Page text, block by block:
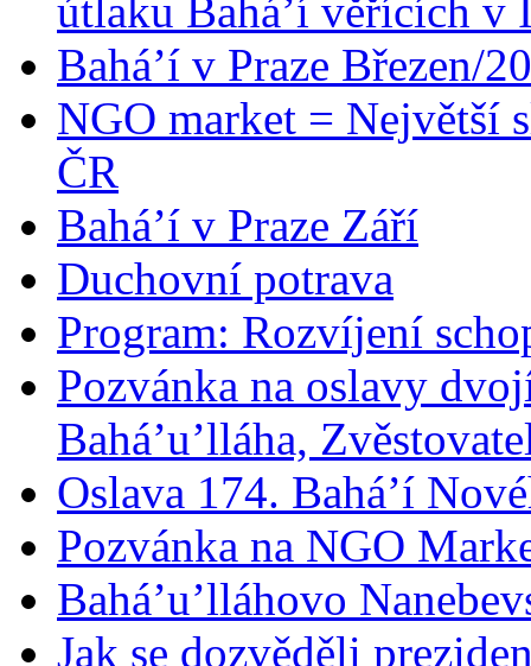
útlaku Bahá’í věřících v
Bahá’í v Praze Březen/
NGO market = Největší
ČR
Bahá’í v Praze Září
Duchovní potrava
Program: Rozvíjení
Pozvánka na oslavy
Bahá’u’lláha,
Oslava 174. Bahá’í
Pozvánka na NGO
Bahá’u’lláhovo
Jak se dozvěděli